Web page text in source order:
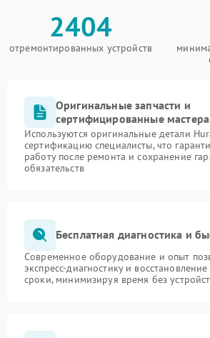
2404
отремонтированных устройств
Оригинальные запчасти и
сертифицированные мастера
Используются оригинальные детали
сертификацию специалисты, что
работу после ремонта и сохранение
обязательств
Бесплатная диагностика и
Современное оборудование и опыт
экспресс-диагностику и
сроки, минимизируя время без